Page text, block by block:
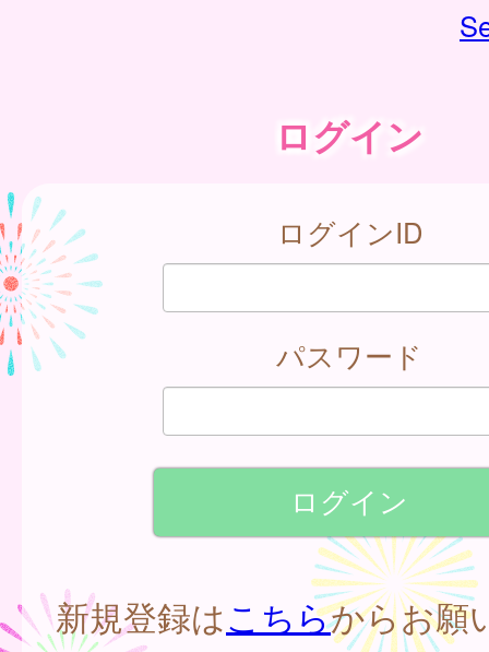
ログイン
ログインID
パスワード
新規登録はこちらからお願